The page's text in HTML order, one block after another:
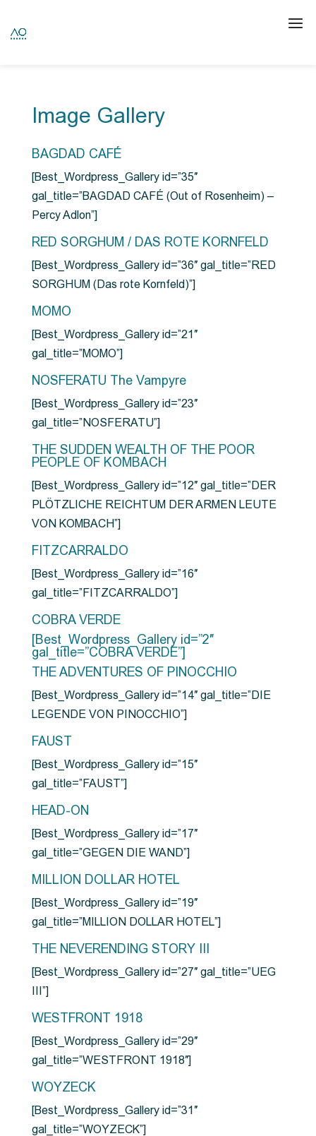
Image Gallery
BAGDAD CAFÉ
[Best_Wordpress_Gallery id=”35″
gal_title=”BAGDAD CAFÉ (Out of Rosenheim) –
Percy Adlon”]
RED SORGHUM / DAS ROTE KORNFELD
[Best_Wordpress_Gallery id=”36″ gal_title=”RED
SORGHUM (Das rote Kornfeld)”]
MOMO
[Best_Wordpress_Gallery id=”21″
gal_title=”MOMO”]
NOSFERATU The Vampyre
[Best_Wordpress_Gallery id=”23″
gal_title=”NOSFERATU”]
THE SUDDEN WEALTH OF THE POOR
PEOPLE OF KOMBACH
[Best_Wordpress_Gallery id=”12″ gal_title=”DER
PLÖTZLICHE REICHTUM DER ARMEN LEUTE
VON KOMBACH”]
FITZCARRALDO
[Best_Wordpress_Gallery id=”16″
gal_title=”FITZCARRALDO”]
COBRA VERDE
[Best_Wordpress_Gallery id=”2″
gal_title=”COBRA VERDE”]
THE ADVENTURES OF PINOCCHIO
[Best_Wordpress_Gallery id=”14″ gal_title=”DIE
LEGENDE VON PINOCCHIO”]
FAUST
[Best_Wordpress_Gallery id=”15″
gal_title=”FAUST”]
HEAD-ON
[Best_Wordpress_Gallery id=”17″
gal_title=”GEGEN DIE WAND”]
MILLION DOLLAR HOTEL
[Best_Wordpress_Gallery id=”19″
gal_title=”MILLION DOLLAR HOTEL”]
THE NEVERENDING STORY III
[Best_Wordpress_Gallery id=”27″ gal_title=”UEG
III”]
WESTFRONT 1918
[Best_Wordpress_Gallery id=”29″
gal_title=”WESTFRONT 1918″]
WOYZECK
[Best_Wordpress_Gallery id=”31″
gal_title=”WOYZECK”]